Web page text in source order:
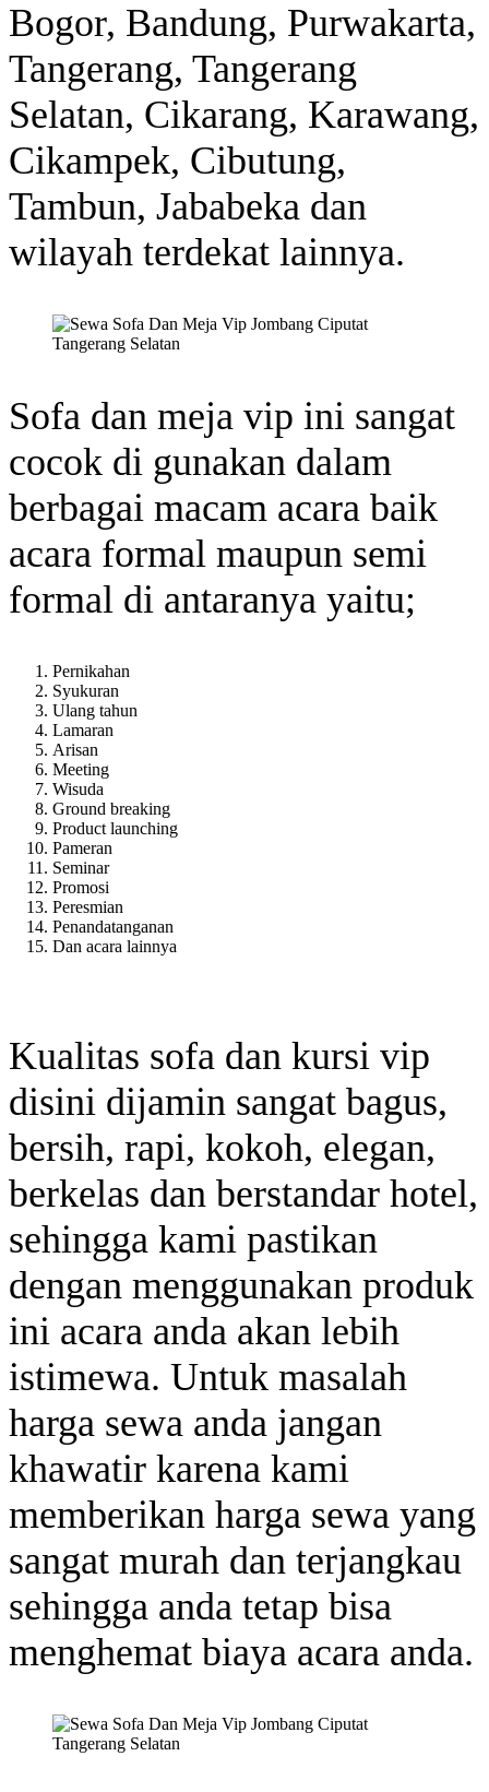
Bogor, Bandung, Purwakarta,
Tangerang, Tangerang
Selatan, Cikarang, Karawang,
Cikampek, Cibutung,
Tambun, Jababeka dan
wilayah terdekat lainnya.
Sofa dan meja vip ini sangat
cocok di gunakan dalam
berbagai macam acara baik
acara formal maupun semi
formal di antaranya yaitu;
Pernikahan
Syukuran
Ulang tahun
Lamaran
Arisan
Meeting
Wisuda
Ground breaking
Product launching
Pameran
Seminar
Promosi
Peresmian
Penandatanganan
Dan acara lainnya
Kualitas sofa dan kursi vip
disini dijamin sangat bagus,
bersih, rapi, kokoh, elegan,
berkelas dan berstandar hotel,
sehingga kami pastikan
dengan menggunakan produk
ini acara anda akan lebih
istimewa. Untuk masalah
harga sewa anda jangan
khawatir karena kami
memberikan harga sewa yang
sangat murah dan terjangkau
sehingga anda tetap bisa
menghemat biaya acara anda.